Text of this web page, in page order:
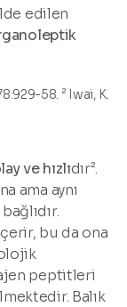
edilen
58. ² Iwai, K.
ve hızlıdır².
ama aynı
bu da ona
peptitleri
Balık